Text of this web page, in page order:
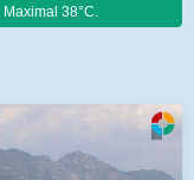
38°C.